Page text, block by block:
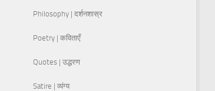
Philosophy | दर्शनशास्र
Poetry | कविताएँ
Quotes | उद्धरण
Satire | व्यंग्य